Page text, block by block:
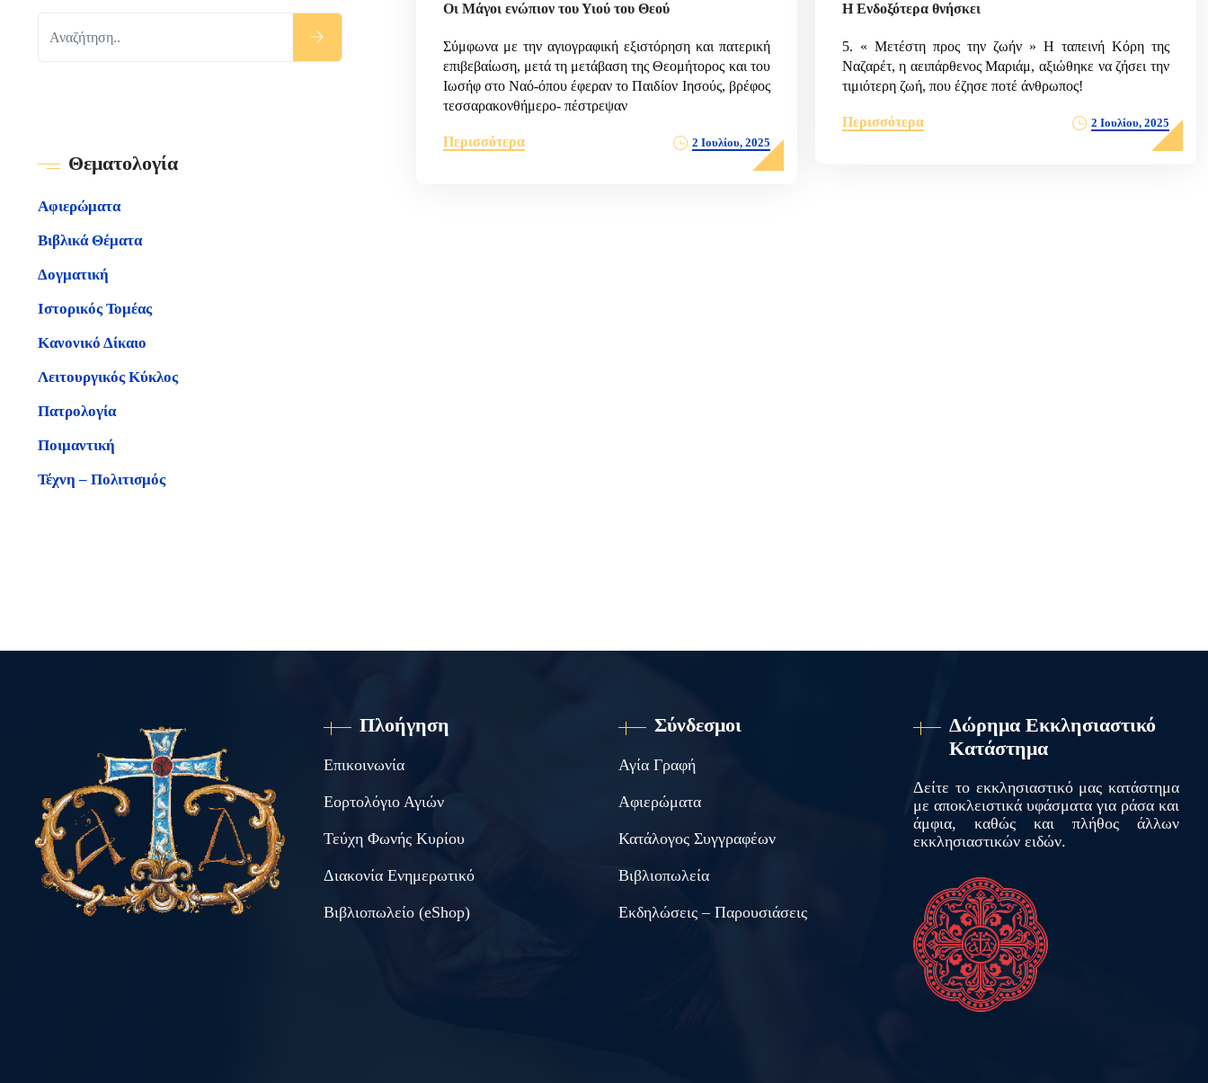
Οι Μάγοι ενώπιον του Υιού του Θεού
Σύμφωνα με την αγιογραφική εξιστόρηση και πατερική
επιβεβαίωση, μετά τη μετάβαση της Θεομήτορος και του
Ιωσήφ στο Ναό-όπου έφεραν το Παιδίον Ιησούς, βρέφος
τεσσαρακονθήμερο- πέστρεψαν
Περισσότερα 2 Ιουλίου, 2025
Η Ενδοξότερα θνήσκει
5. « Μετέστη προς την ζωήν » H ταπεινή Κόρη της
Ναζαρέτ, η αειπάρθενος Μαριάμ, αξιώθηκε να ζήσει την
τιμιότερη ζωή, που έζησε ποτέ άνθρωπος!
Περισσότερα 2 Ιουλίου, 2025
Θεματολογία
Αφιερώματα
Βιβλικά Θέματα
Δογματική
Ιστορικός Τομέας
Κανονικό Δίκαιο
Λειτουργικός Κύκλος
Πατρολογία
Ποιμαντική
Τέχνη – Πολιτισμός
Πλοήγηση
Επικοινωνία
Εορτολόγιο Αγιών
Τεύχη Φωνής Κυρίου
Διακονία Ενημερωτικό
Βιβλιοπωλείο (eShop)
Σύνδεσμοι
Αγία Γραφή
Αφιερώματα
Κατάλογος Συγγραφέων
Βιβλιοπωλεία
Εκδηλώσεις – Παρουσιάσεις
Δώρημα Εκκλησιαστικό
Κατάστημα
Δείτε το εκκλησιαστικό μας κατάστημα
με αποκλειστικά υφάσματα για ράσα και
άμφια, καθώς και πλήθος άλλων
εκκλησιαστικών ειδών.